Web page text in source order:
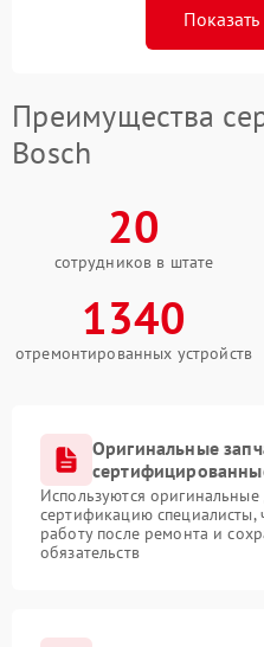
Показать
Преимущества
Bosch
20
сотрудников в штате
1340
отремонтированных устройств
Оригинальные
Используются
сертификацию специалисты,
работу после ремонта и
обязательств